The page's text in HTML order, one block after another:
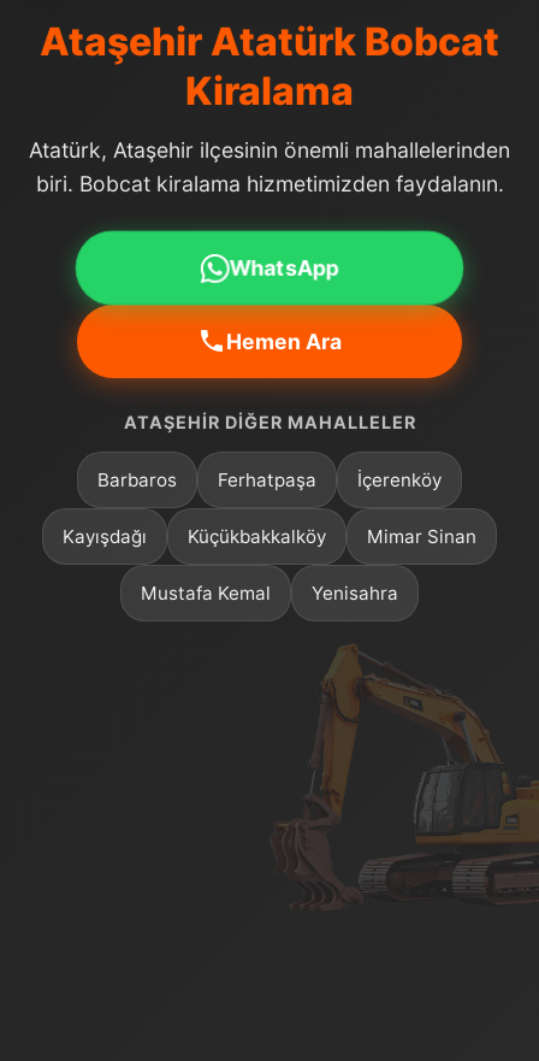
Ataşehir Atatürk Bobcat
Kiralama
Atatürk, Ataşehir ilçesinin önemli mahallelerinden
biri. Bobcat kiralama hizmetimizden faydalanın.
WhatsApp
Hemen Ara
ATAŞEHIR DIĞER MAHALLELER
Barbaros Ferhatpaşa İçerenköy
Kayışdağı Küçükbakkalköy Mimar Sinan
Mustafa Kemal Yenisahra